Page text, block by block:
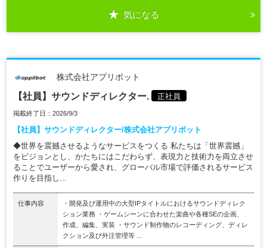
気になる
株式会社アプリボット
【社員】サウンドディレクター. 正社員
掲載終了日：2026/9/3
【社員】サウンドディレクター/株式会社アプリボット
◆世界を震撼させるようなサービスをつくる 私たちは「世界震撼」
をビジョンとし、かたちにはこだわらず、表現力と技術力を両立させ
ることでユーザーから愛され、グローバル市場で評価されるサービス
作りを目指し...
仕事内容
・開発及び運用中の大型IPタイトルにおけるサウンドディレク
ション業務 ・ゲームシーンに合わせた楽曲や各種SEの企画、
作成、編集、実装 ・サウンド制作物のレコーディング、ディレ
クション及び外注管理等 ...